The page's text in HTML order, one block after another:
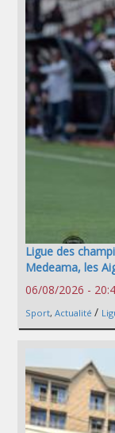
Ligue des
Medeama, les
06/08/2026 -
Sport, Actualité /